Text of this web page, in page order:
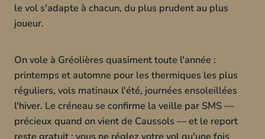
le vol s'adapte à chacun, du plus prudent au plus
joueur.
On vole à Gréolières quasiment toute l'année :
printemps et automne pour les thermiques les plus
réguliers, vols matinaux l'été, journées ensoleillées
l'hiver. Le créneau se confirme la veille par SMS —
précieux quand on vient de Caussols — et le report